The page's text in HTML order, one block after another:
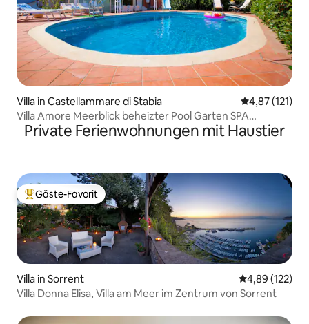
Villa in Castellammare di Stabia
4,87 (121)
Villa Amore Meerblick beheizter Pool Garten SPA
Whirlpool
Private Ferienwohnungen mit Haustier
Beliebter Gäste-Favorit.
Gäste-Favorit
Villa in Sorrent
4,89 (122)
Villa Donna Elisa, Villa am Meer im Zentrum von Sorrent